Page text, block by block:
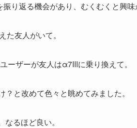
り返る機会があり、むくむくと興味
友人がいて。
ーザーが友人はα7IIIに乗り換えて。
と改めて色々と眺めてみました。
るほど良い。